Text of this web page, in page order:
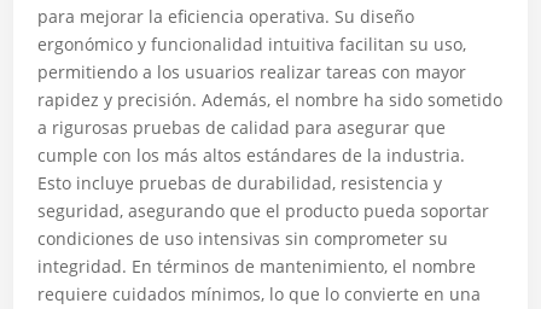
para mejorar la eficiencia operativa. Su diseño
ergonómico y funcionalidad intuitiva facilitan su uso,
permitiendo a los usuarios realizar tareas con mayor
rapidez y precisión. Además, el nombre ha sido sometido
a rigurosas pruebas de calidad para asegurar que
cumple con los más altos estándares de la industria.
Esto incluye pruebas de durabilidad, resistencia y
seguridad, asegurando que el producto pueda soportar
condiciones de uso intensivas sin comprometer su
integridad. En términos de mantenimiento, el nombre
requiere cuidados mínimos, lo que lo convierte en una